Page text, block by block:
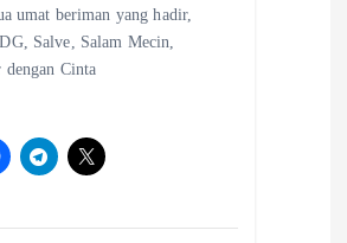
umat beriman yang hadir,
Salve, Salam Mecin,
dengan Cinta